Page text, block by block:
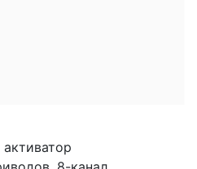
активатор